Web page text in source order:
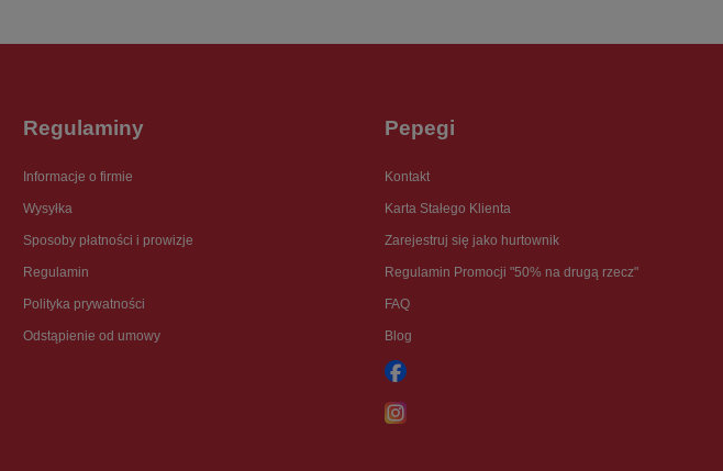
Regulaminy
Informacje o firmie
Wysyłka
Sposoby płatności i prowizje
Regulamin
Polityka prywatności
Odstąpienie od umowy
Pepegi
Kontakt
Karta Stałego Klienta
Zarejestruj się jako hurtownik
Regulamin Promocji "50% na drugą rzecz"
FAQ
Blog